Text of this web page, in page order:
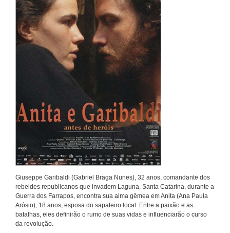
Giuseppe Garibaldi (Gabriel Braga Nunes), 32 anos, comandante dos
rebeldes republicanos que invadem Laguna, Santa Catarina, durante a
Guerra dos Farrapos, encontra sua alma gêmea em Anita (Ana Paula
Arósio), 18 anos, esposa do sapateiro local. Entre a paixão e as
batalhas, eles definirão o rumo de suas vidas e influenciarão o curso
da revolução.